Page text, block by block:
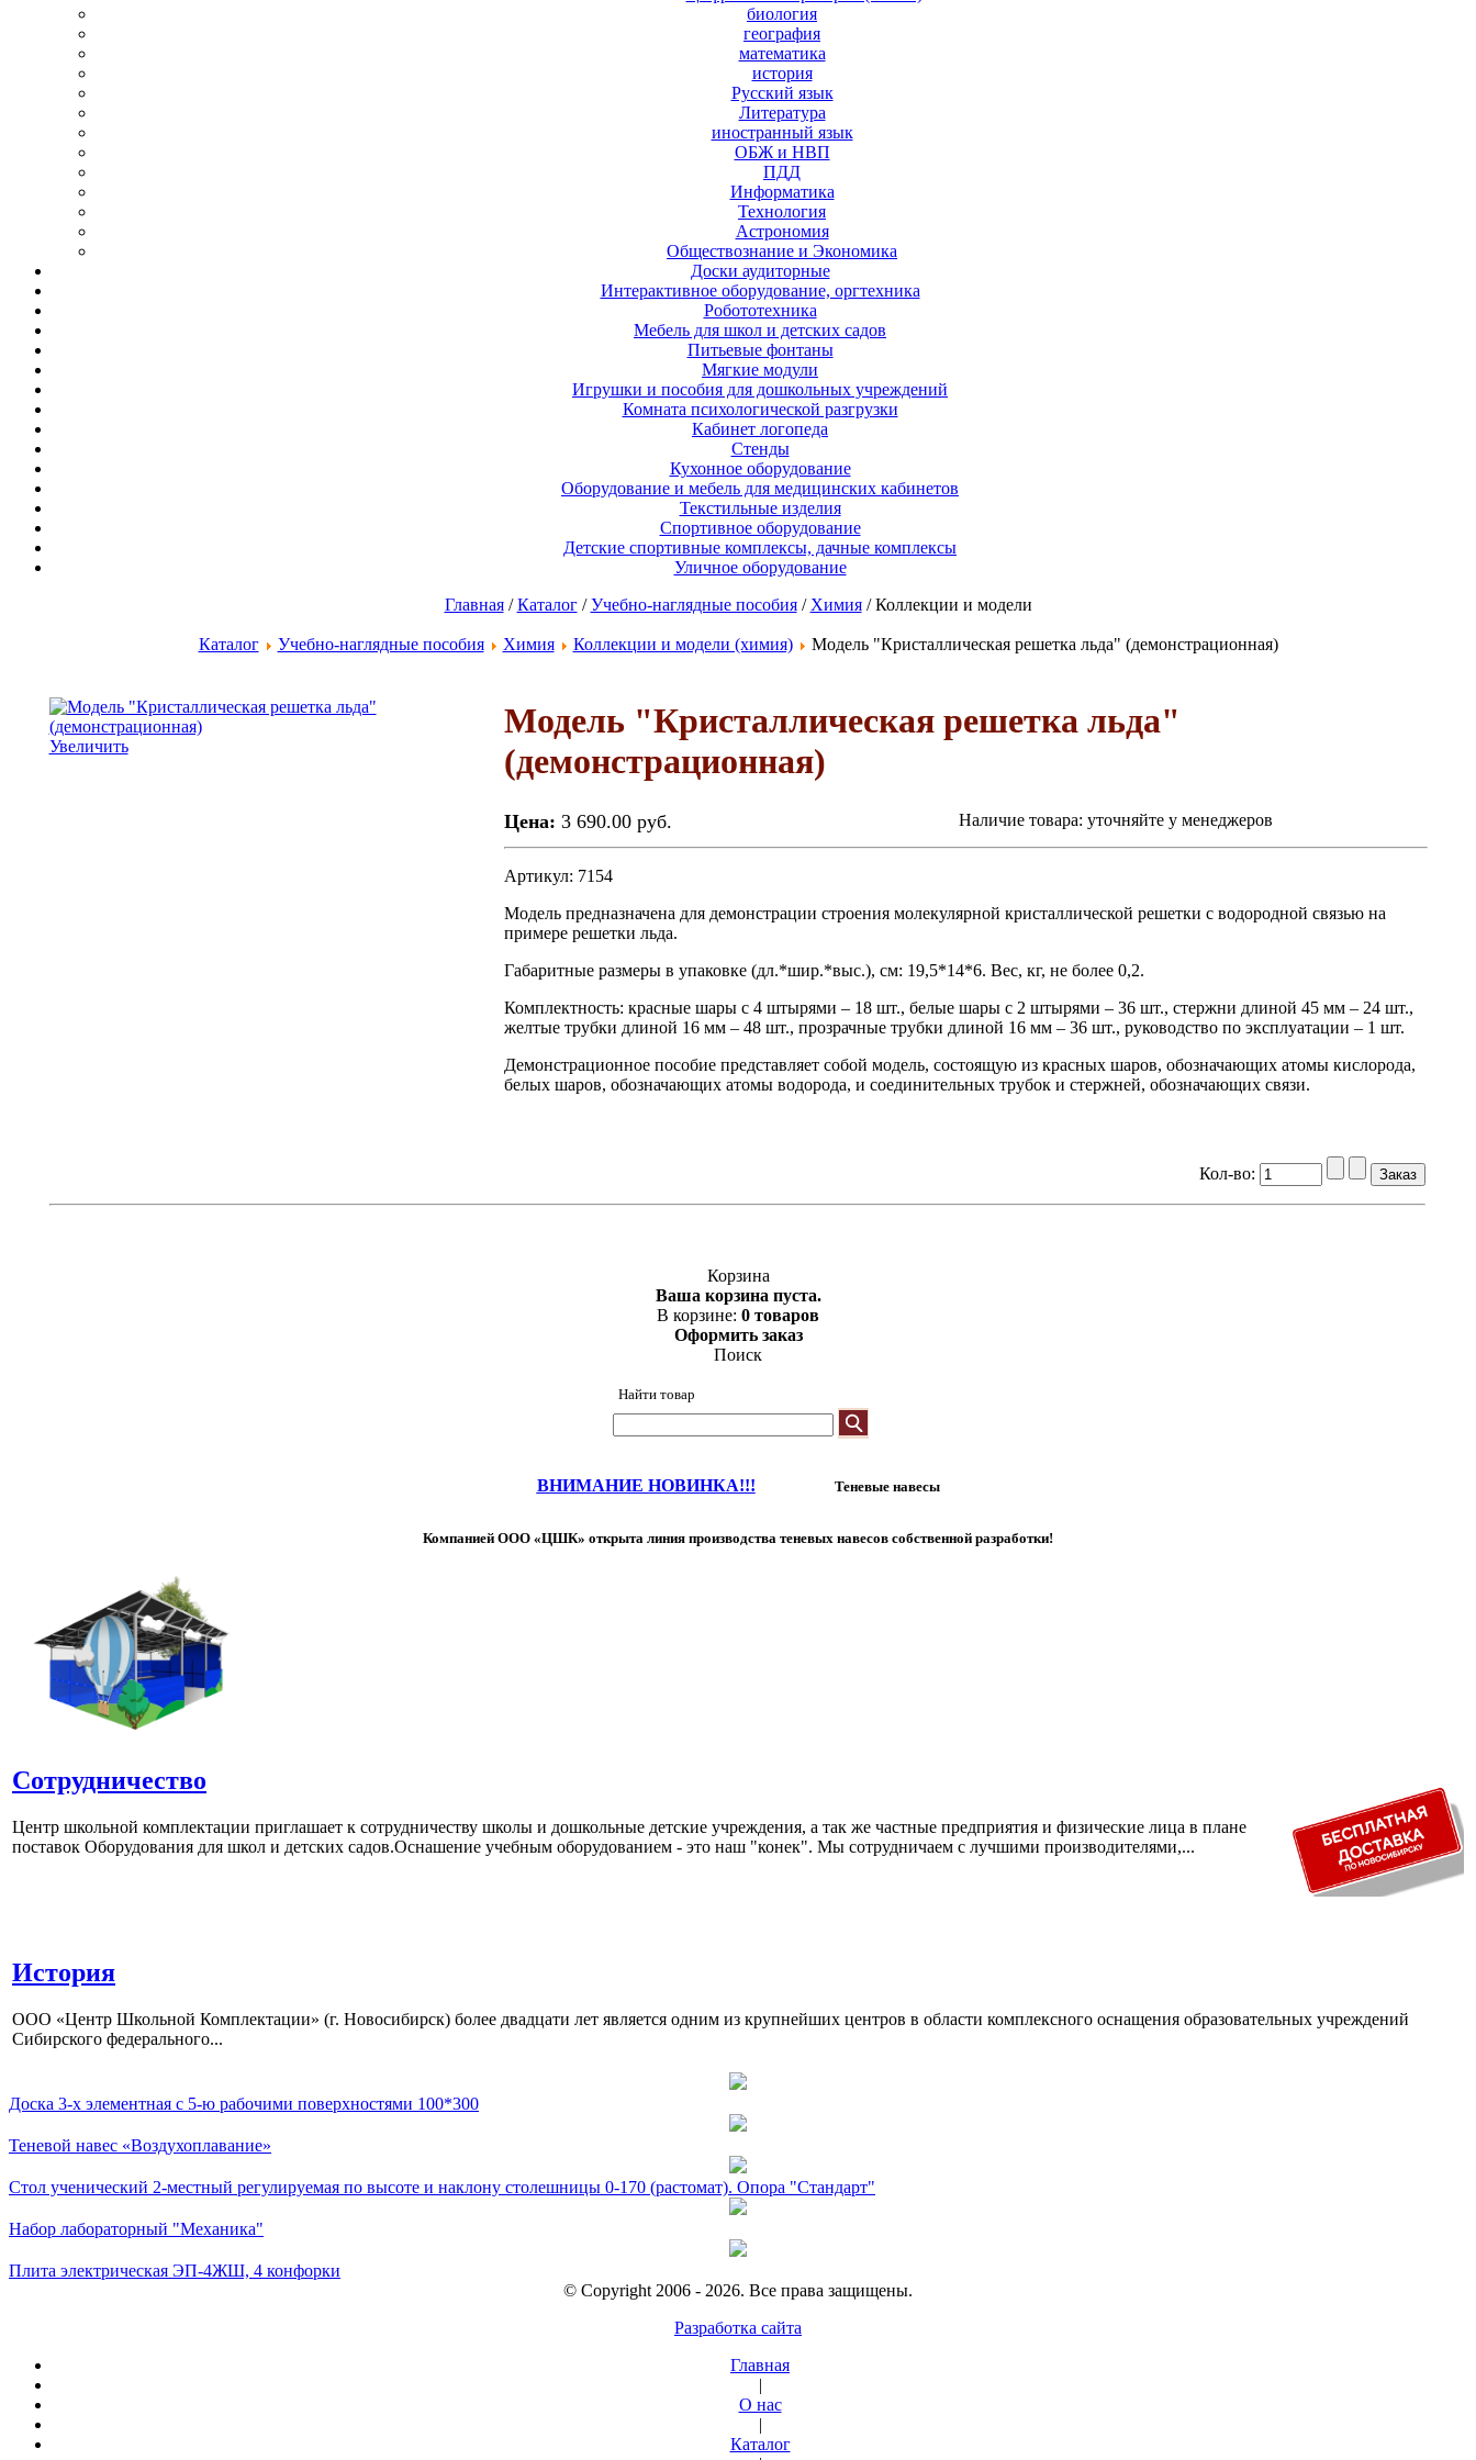
биология
география
математика
история
Русский язык
Литература
иностранный язык
ОБЖ и НВП
ПДД
Информатика
Технология
Астрономия
Обществознание и Экономика
Доски аудиторные
Интерактивное оборудование, оргтехника
Робототехника
Мебель для школ и детских садов
Питьевые фонтаны
Мягкие модули
Игрушки и пособия для дошкольных учреждений
Комната психологической разгрузки
Кабинет логопеда
Стенды
Кухонное оборудование
Оборудование и мебель для медицинских кабинетов
Текстильные изделия
Спортивное оборудование
Детские спортивные комплексы, дачные комплексы
Уличное оборудование
Главная/Каталог/Учебно-наглядные пособия/ Химия/ Коллекции и модели
Каталог Учебно-наглядные пособия Химия Коллекции и модели (химия) Модель "Кристаллическая решетка льда" (демонстрационная)
Увеличить
Модель "Кристаллическая решетка льда"
(демонстрационная)
Цена: 3 690.00 руб. Наличие товара: уточняйте у менеджеров
Артикул: 7154
Модель предназначена для демонстрации строения молекулярной кристаллической решетки с водородной связью на
примере решетки льда.
Габаритные размеры в упаковке (дл.*шир.*выс.), см: 19,5*14*6. Вес, кг, не более 0,2.
Комплектность: красные шары с 4 штырями – 18 шт., белые шары с 2 штырями – 36 шт., стержни длиной 45 мм – 24 шт.,
желтые трубки длиной 16 мм – 48 шт., прозрачные трубки длиной 16 мм – 36 шт., руководство по эксплуатации – 1 шт.
Демонстрационное пособие представляет собой модель, состоящую из красных шаров, обозначающих атомы кислорода,
белых шаров, обозначающих атомы водорода, и соединительных трубок и стержней, обозначающих связи.
Кол-во:
Корзина
Ваша корзина пуста.
В корзине: 0 товаров
Оформить заказ
Поиск
Найти товар
ВНИМАНИЕ НОВИНКА!!! Теневые навесы
Компанией ООО «ЦШК» открыта линия производства теневых навесов собственной разработки!
Сотрудничество
Центр школьной комплектации приглашает к сотрудничеству школы и дошкольные детские учреждения, а так же частные предприятия и физические лица в плане
поставок Оборудования для школ и детских садов.Оснашение учебным оборудованием - это наш "конек". Мы сотрудничаем с лучшими производителями,...
История
ООО «Центр Школьной Комплектации» (г. Новосибирск) более двадцати лет является одним из крупнейших центров в области комплексного оснащения образовательных учреждений
Сибирского федерального...
Доска 3-х элементная с 5-ю рабочими поверхностями 100*300
Теневой навес «Воздухоплавание»
Стол ученический 2-местный регулируемая по высоте и наклону столешницы 0-170 (растомат). Опора "Стандарт"
Набор лабораторный "Механика"
Плита электрическая ЭП-4ЖШ, 4 конфорки
© Copyright 2006 - 2026. Все права защищены.
Разработка сайта
Главная
|
О нас
|
Каталог